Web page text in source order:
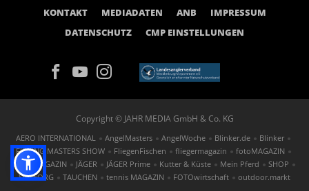
KONTAKT
MEDIADATEN ANB
IMPRESSUM
DATENSCHUTZ
CMP EINSTELLUNGEN
Copyright © JAHR MEDIA GmbH & Co. KG
AERO INTERNATIONAL AngelMasters AngelWoche Blinker.de
Blinker
FISHING MASTERS SHOW
FliegenFischen fliegermagazin
fotoMAGAZIN
GOLF MAGAZIN
JÄGER JÄGER Prime Kutter & Küste Mein Pferd
SHOP
St.GEORG
TAUCHEN tennis MAGAZIN FOTOwirtschaft outdoor.markt